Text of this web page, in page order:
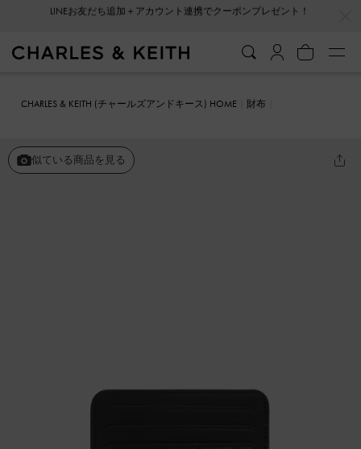
会員登録＋ニュースレター登録で10%OFFクーポンプレゼント！
CHARLES & KEITH (チャールズアンドキース) HOME
財布
似ている商品を見る